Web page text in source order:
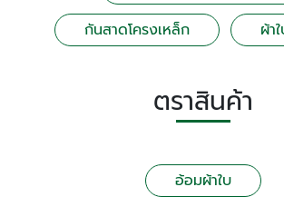
กันสาดโครงเหล็ก
ผ้า
ตราสินค้า
อ้อมผ้าใบ